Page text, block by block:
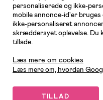
personaliserede og ikke-
mobile annonce-id'er
ikke-personaliseret
skræddersyet oplevelse. Du
tillade.
Læs mere om cookies
Læs mere om, hvordan
TILLAD